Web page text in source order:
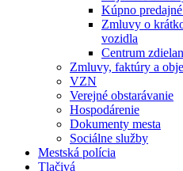
Kúpno
Zmluvy o
vozidla
Centrum
Zmluvy, faktúry a
VZN
Verejné obstarávanie
Hospodárenie
Dokumenty mesta
Sociálne služby
Mestská polícia
Tlačivá